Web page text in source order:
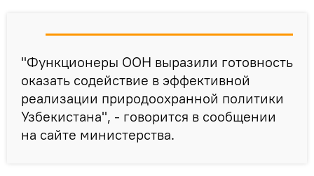
"Функционеры ООН выразили готовность
оказать содействие в эффективной
реализации природоохранной политики
Узбекистана", - говорится в сообщении
на сайте министерства.